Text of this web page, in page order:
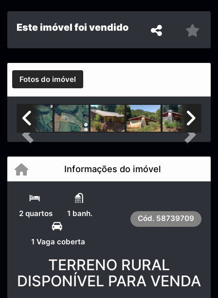
Este imóvel foi vendido
Fotos do imóvel
Previous Next
Informações do imóvel
2 quartos 1 banh.
1 Vaga coberta
Cód. 58739709
TERRENO RURAL
DISPONÍVEL PARA VENDA